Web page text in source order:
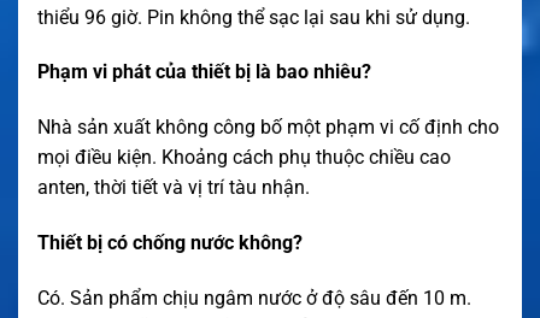
thiểu 96 giờ. Pin không thể sạc lại sau khi sử dụng.
Phạm vi phát của thiết bị là bao nhiêu?
Nhà sản xuất không công bố một phạm vi cố định cho
mọi điều kiện. Khoảng cách phụ thuộc chiều cao
anten, thời tiết và vị trí tàu nhận.
Thiết bị có chống nước không?
Có. Sản phẩm chịu ngâm nước ở độ sâu đến 10 m.